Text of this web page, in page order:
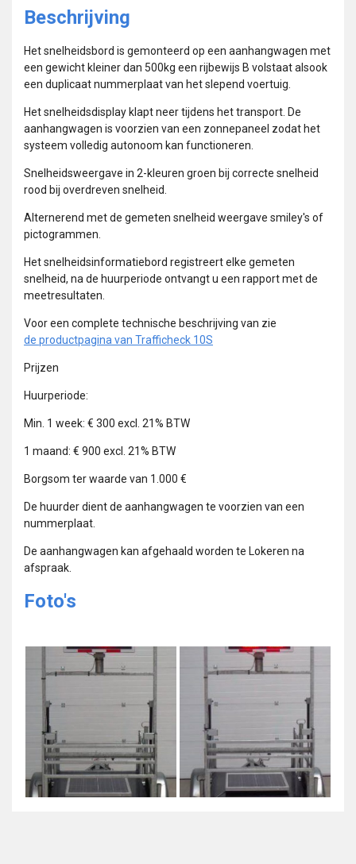
Beschrijving
Het snelheidsbord is gemonteerd op een aanhangwagen met
een gewicht kleiner dan 500kg een rijbewijs B volstaat alsook
een duplicaat nummerplaat van het slepend voertuig.
Het snelheidsdisplay klapt neer tijdens het transport. De
aanhangwagen is voorzien van een zonnepaneel zodat het
systeem volledig autonoom kan functioneren.
Snelheidsweergave in 2-kleuren groen bij correcte snelheid
rood bij overdreven snelheid.
Alternerend met de gemeten snelheid weergave smiley's of
pictogrammen.
Het snelheidsinformatiebord registreert elke gemeten
snelheid, na de huurperiode ontvangt u een rapport met de
meetresultaten.
Voor een complete technische beschrijving van zie
de productpagina van Trafficheck 10S
Prijzen
Huurperiode:
Min. 1 week: € 300 excl. 21% BTW
1 maand: € 900 excl. 21% BTW
Borgsom ter waarde van 1.000 €
De huurder dient de aanhangwagen te voorzien van een
nummerplaat.
De aanhangwagen kan afgehaald worden te Lokeren na
afspraak.
Foto's